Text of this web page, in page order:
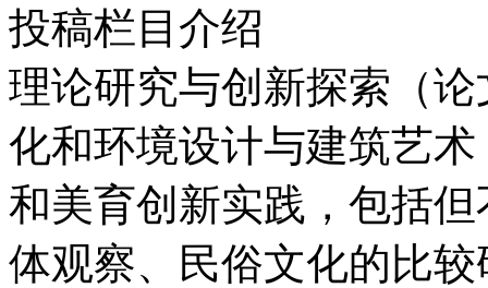
投稿栏目介绍
理论研究与创新探索（
化和环境设计与建筑艺
和美育创新实践，包括
体观察、民俗文化的比